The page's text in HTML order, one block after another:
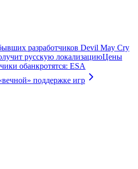
разработчиков Devil May Cry
русскую локализациюЦены
обанкротятся: ESA
поддержке игр